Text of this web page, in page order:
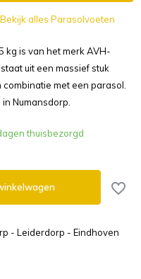
Bekijk alles Parasolvoeten
kg is van het merk AVH-
uit een massief stuk
met een parasol.
Numansdorp.
thuisbezorgd
- Leiderdorp - Eindhoven